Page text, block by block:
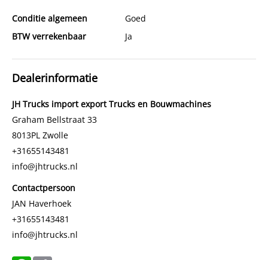
Conditie algemeen
Goed
BTW verrekenbaar
Ja
Dealerinformatie
JH Trucks import export Trucks en Bouwmachines
Graham Bellstraat 33
8013PL Zwolle
+31655143481
info@jhtrucks.nl
Contactpersoon
JAN Haverhoek
+31655143481
info@jhtrucks.nl